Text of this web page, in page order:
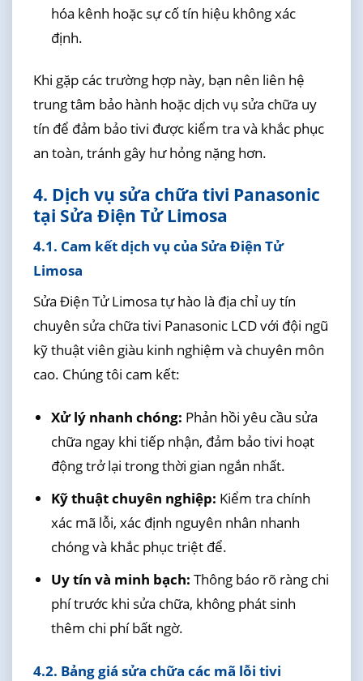
hóa kênh hoặc sự cố tín hiệu không xác
định.
Khi gặp các trường hợp này, bạn nên liên hệ
trung tâm bảo hành hoặc dịch vụ sửa chữa uy
tín để đảm bảo tivi được kiểm tra và khắc phục
an toàn, tránh gây hư hỏng nặng hơn.
4. Dịch vụ sửa chữa tivi Panasonic
tại Sửa Điện Tử Limosa
4.1. Cam kết dịch vụ của Sửa Điện Tử
Limosa
Sửa Điện Tử Limosa tự hào là địa chỉ uy tín
chuyên sửa chữa tivi Panasonic LCD với đội ngũ
kỹ thuật viên giàu kinh nghiệm và chuyên môn
cao. Chúng tôi cam kết:
Xử lý nhanh chóng: Phản hồi yêu cầu sửa
chữa ngay khi tiếp nhận, đảm bảo tivi hoạt
động trở lại trong thời gian ngắn nhất.
Kỹ thuật chuyên nghiệp: Kiểm tra chính
xác mã lỗi, xác định nguyên nhân nhanh
chóng và khắc phục triệt để.
Uy tín và minh bạch: Thông báo rõ ràng chi
phí trước khi sửa chữa, không phát sinh
thêm chi phí bất ngờ.
4.2. Bảng giá sửa chữa các mã lỗi tivi